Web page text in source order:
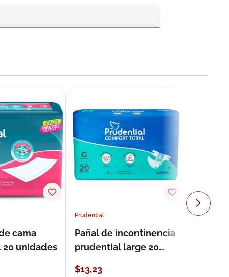
cama
unidades
Prudential
Pañal de incontinencia
prudential large 20
$13,23